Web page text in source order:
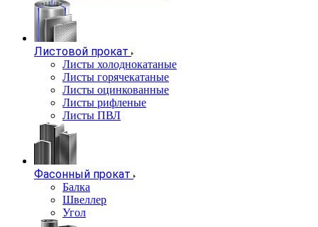
Листовой прокат
Листы холоднокатаные
Листы горячекатаные
Листы оцинкованные
Листы рифленые
Листы ПВЛ
Фасонный прокат
Балка
Швеллер
Угол